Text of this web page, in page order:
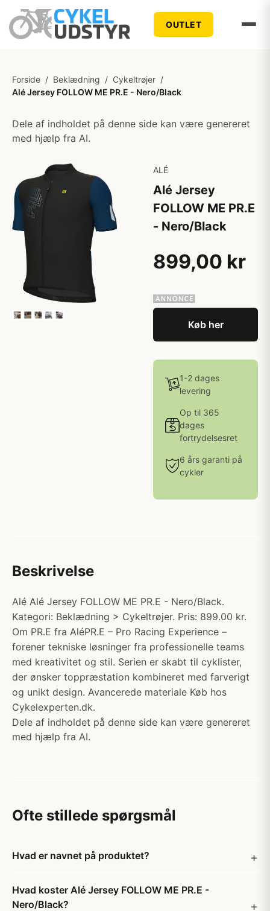
OUTLET
Forside / Beklædning / Cykeltrøjer /
Alé Jersey FOLLOW ME PR.E - Nero/Black
Dele af indholdet på denne side kan være genereret
med hjælp fra AI.
ALÉ
Alé Jersey
FOLLOW ME PR.E
- Nero/Black
899,00 kr
Køb her
1-2 dages
levering
Op til 365
dages
fortrydelsesret
6 års garanti på
cykler
Beskrivelse
Alé Alé Jersey FOLLOW ME PR.E - Nero/Black.
Kategori: Beklædning > Cykeltrøjer. Pris: 899.00 kr.
Om PR.E fra AléPR.E – Pro Racing Experience –
forener tekniske løsninger fra professionelle teams
med kreativitet og stil. Serien er skabt til cyklister,
der ønsker toppræstation kombineret med farverigt
og unikt design. Avancerede materiale Køb hos
Cykelexperten.dk.
Dele af indholdet på denne side kan være genereret
med hjælp fra AI.
Ofte stillede spørgsmål
Hvad er navnet på produktet?
Hvad koster Alé Jersey FOLLOW ME PR.E -
Nero/Black?